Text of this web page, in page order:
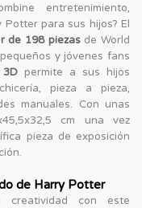
entretenimiento,
para sus hijos? El
de 198 piezasde World
y jóvenes fans
3Dpermite a sus hijos
pieza a pieza,
manuales. Con unas
cm una vez
pieza de exposición
de Harry Potter
creatividad con este